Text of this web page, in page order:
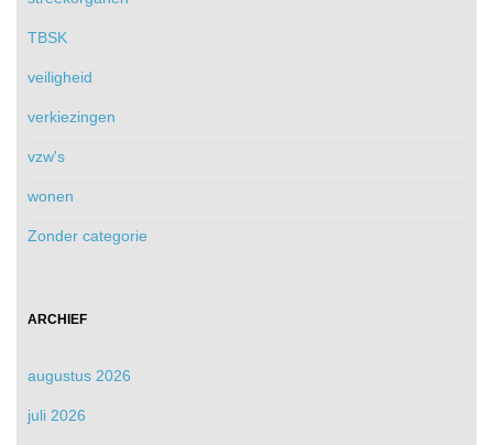
TBSK
veiligheid
verkiezingen
vzw's
wonen
Zonder categorie
ARCHIEF
augustus 2026
juli 2026